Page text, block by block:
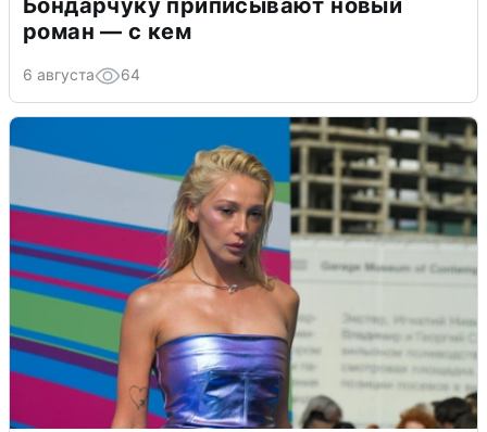
Бондарчуку приписывают новый
роман — с кем
6 августа 64